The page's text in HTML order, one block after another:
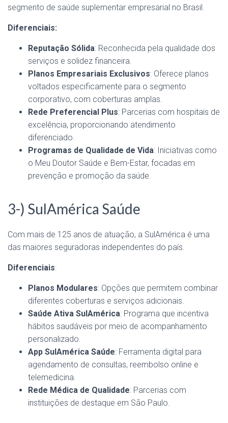
segmento de saúde suplementar empresarial no Brasil.
Diferenciais:
Reputação Sólida: Reconhecida pela qualidade dos
serviços e solidez financeira.
Planos Empresariais Exclusivos: Oferece planos
voltados especificamente para o segmento
corporativo, com coberturas amplas.
Rede Preferencial Plus: Parcerias com hospitais de
excelência, proporcionando atendimento
diferenciado.
Programas de Qualidade de Vida: Iniciativas como
o Meu Doutor Saúde e Bem-Estar, focadas em
prevenção e promoção da saúde.
3-) SulAmérica Saúde
Com mais de 125 anos de atuação, a SulAmérica é uma
das maiores seguradoras independentes do país.
Diferenciais:
Planos Modulares: Opções que permitem combinar
diferentes coberturas e serviços adicionais.
Saúde Ativa SulAmérica: Programa que incentiva
hábitos saudáveis por meio de acompanhamento
personalizado.
App SulAmérica Saúde: Ferramenta digital para
agendamento de consultas, reembolso online e
telemedicina.
Rede Médica de Qualidade: Parcerias com
instituições de destaque em São Paulo.